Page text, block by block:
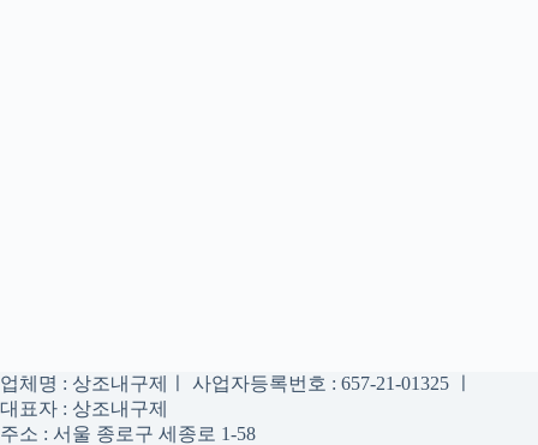
업체명 : 상조내구제ㅣ 사업자등록번호 : 657-21-01325 ㅣ
대표자 : 상조내구제
주소 : 서울 종로구 세종로 1-58